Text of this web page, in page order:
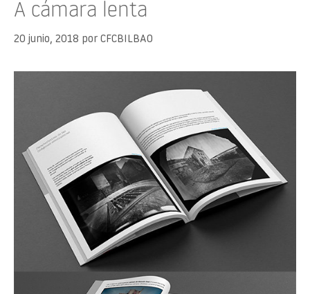
A cámara lenta
20 junio, 2018 por CFCBILBAO